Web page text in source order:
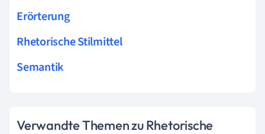
Erörterung
Rhetorische Stilmittel
Semantik
Verwandte Themen zu Rhetorische